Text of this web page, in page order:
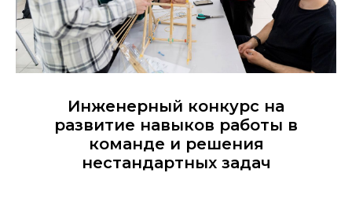
Инженерный конкурс на
развитие навыков работы в
команде и решения
нестандартных задач